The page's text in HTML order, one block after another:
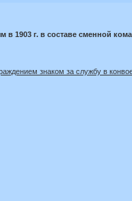
1903 г. в составе сменной
знаком за службу в